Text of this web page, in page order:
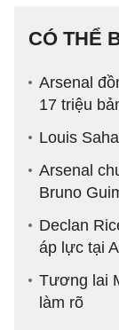
CÓ THỂ
Arsenal
17 triệu
Louis
Arsenal
Bruno
Declan
áp lực tại
Tương lai
làm rõ